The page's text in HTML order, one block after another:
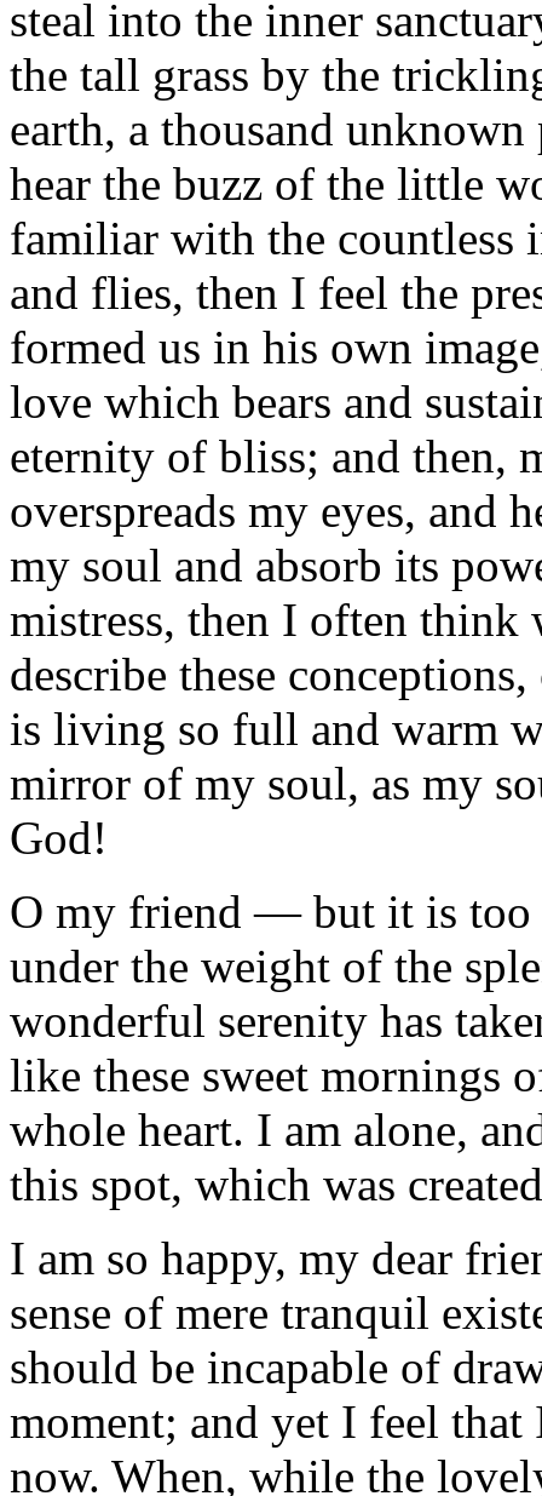
steal into the inner
the tall grass by the
earth, a thousand
hear the buzz of the little
familiar with the countless
and flies, then I feel the
formed us in his own
love which bears and
eternity of bliss; and then,
overspreads my eyes, and
my soul and absorb its
mistress, then I often
describe these
is living so full and warm
mirror of my soul, as my
God!
O my friend — but it is
under the weight of the
wonderful serenity has
like these sweet mornings
whole heart. I am alone,
this spot, which was
I am so happy, my dear
sense of mere tranquil
should be incapable of
moment; and yet I feel that
now. When, while the